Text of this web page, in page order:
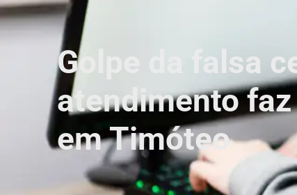
Golpe da falsa
atendimento
em Timóteo